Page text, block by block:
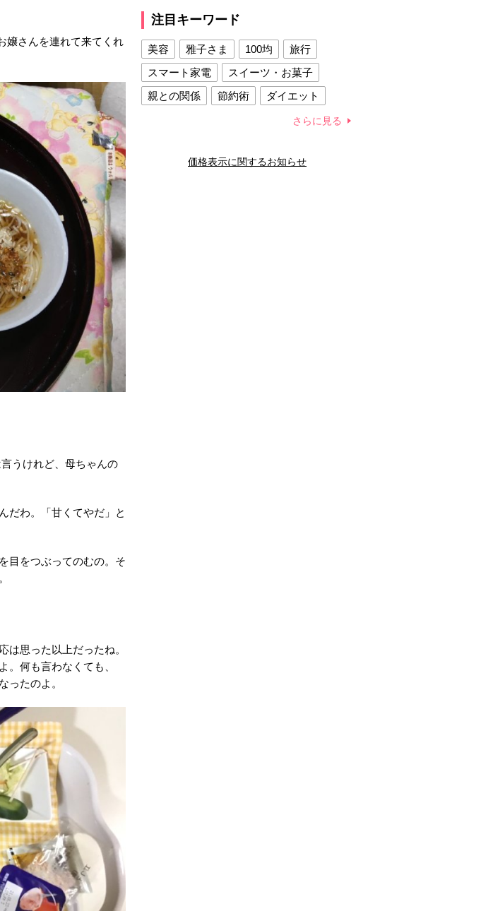
嬢さんを連れて来てくれ
うけれど、母ちゃんの
だわ。「甘くてやだ」と
目をつぶってのむの。そ
は思った以上だったね。
。何も言わなくても、
ったのよ。
注目キーワード
美容 雅子さま 100均
旅行
スマート家電
スイーツ・お菓子
親との関係
節約術
ダイエット
夫との関係
新津春子 どか食い
さらに見る
価格表示に関するお知らせ